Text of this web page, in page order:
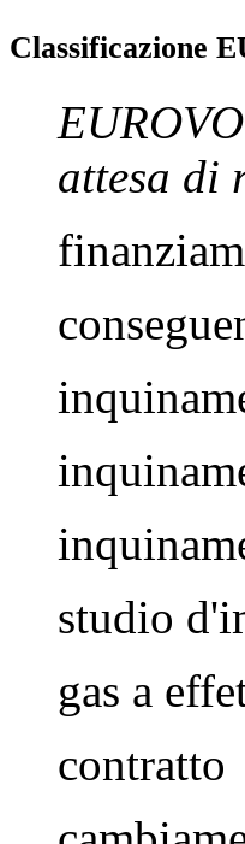
Classificazione
attesa di
studio
gas a
contratto